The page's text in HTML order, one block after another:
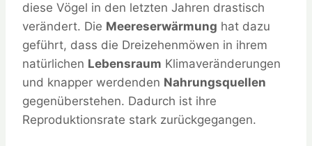
diese Vögel in den letzten Jahren drastisch
verändert. Die Meereserwärmung hat dazu
geführt, dass die Dreizehenmöwen in ihrem
natürlichen Lebensraum Klimaveränderungen
und knapper werdenden Nahrungsquellen
gegenüberstehen. Dadurch ist ihre
Reproduktionsrate stark zurückgegangen.